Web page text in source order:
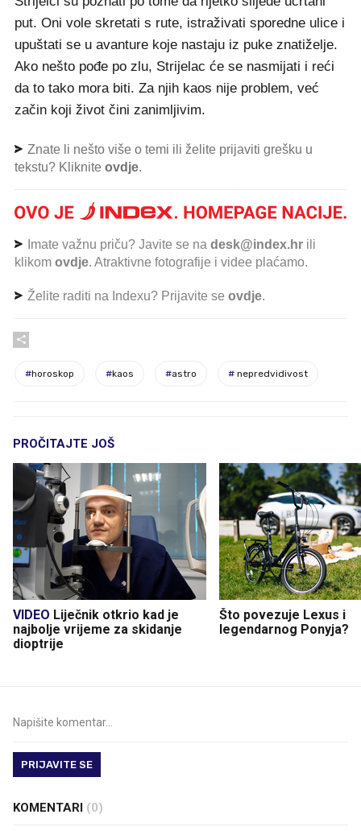
put. Oni vole skretati s rute, istraživati sporedne ulice i
upuštati se u avanture koje nastaju iz puke znatiželje.
Ako nešto pođe po zlu, Strijelac će se nasmijati i reći
da to tako mora biti. Za njih kaos nije problem, već
začin koji život čini zanimljivim.
Znate li nešto više o temi ili želite prijaviti grešku u
tekstu? Kliknite ovdje.
Imate važnu priču? Javite se na desk@index.hr ili
klikom ovdje. Atraktivne fotografije i videe plaćamo.
Želite raditi na Indexu? Prijavite se ovdje.
#horoskop #kaos #astro # nepredvidivost
PROČITAJTE JOŠ
VIDEO
najbolje vrijeme za skidanje
dioptrije
Što povezuje Lexus i
legendarnog Ponyja?
PRIJAVITE SE
KOMENTARI (0)